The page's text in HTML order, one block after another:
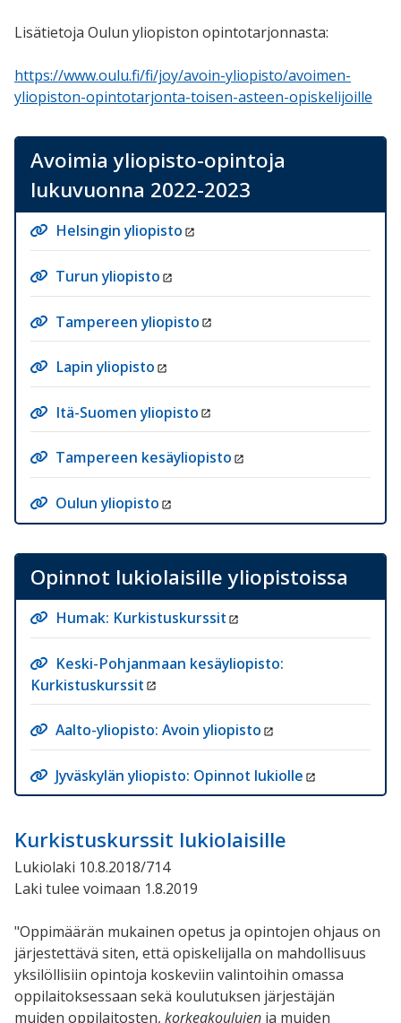
Lisätietoja Oulun yliopiston opintotarjonnasta:
https://www.oulu.fi/fi/joy/avoin-yliopisto/avoimen-
yliopiston-opintotarjonta-toisen-asteen-opiskelijoille
Avoimia yliopisto-opintoja
lukuvuonna 2022-2023
Helsingin yliopisto
Turun yliopisto
Tampereen yliopisto
Lapin yliopisto
Itä-Suomen yliopisto
Tampereen kesäyliopisto
Oulun yliopisto
Opinnot lukiolaisille yliopistoissa
Humak: Kurkistuskurssit
Keski-Pohjanmaan kesäyliopisto:
Kurkistuskurssit
Aalto-yliopisto: Avoin yliopisto
Jyväskylän yliopisto: Opinnot lukiolle
Kurkistuskurssit lukiolaisille
Lukiolaki 10.8.2018/714
Laki tulee voimaan 1.8.2019
"Oppimäärän mukainen opetus ja opintojen ohjaus on
järjestettävä siten, että opiskelijalla on mahdollisuus
yksilöllisiin opintoja koskeviin valintoihin omassa
oppilaitoksessaan sekä koulutuksen järjestäjän
muiden oppilaitosten, korkeakoulujen ja muiden